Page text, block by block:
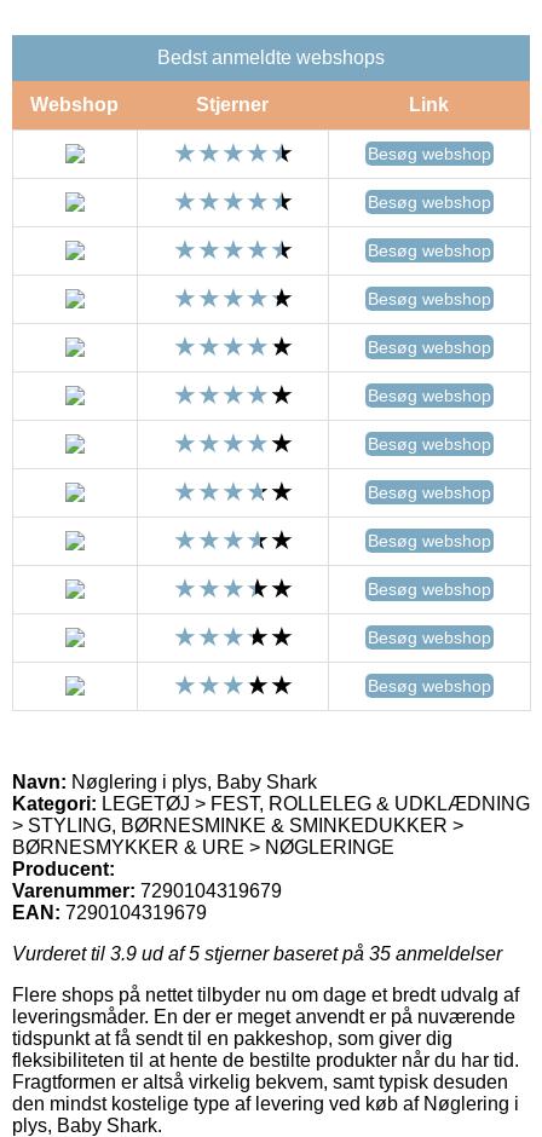
Bedst anmeldte webshops
Webshop Stjerner Link
Besøg webshop
Besøg webshop
Besøg webshop
Besøg webshop
Besøg webshop
Besøg webshop
Besøg webshop
Besøg webshop
Besøg webshop
Besøg webshop
Besøg webshop
Besøg webshop
Navn: Nøglering i plys, Baby Shark
Kategori: LEGETØJ > FEST, ROLLELEG & UDKLÆDNING
> STYLING, BØRNESMINKE & SMINKEDUKKER >
BØRNESMYKKER & URE > NØGLERINGE
Producent:
Varenummer: 7290104319679
EAN: 7290104319679
Vurderet til 3.9 ud af 5 stjerner baseret på 35 anmeldelser
Flere shops på nettet tilbyder nu om dage et bredt udvalg af
leveringsmåder. En der er meget anvendt er på nuværende
tidspunkt at få sendt til en pakkeshop, som giver dig
fleksibiliteten til at hente de bestilte produkter når du har tid.
Fragtformen er altså virkelig bekvem, samt typisk desuden
den mindst kostelige type af levering ved køb af Nøglering i
plys, Baby Shark.